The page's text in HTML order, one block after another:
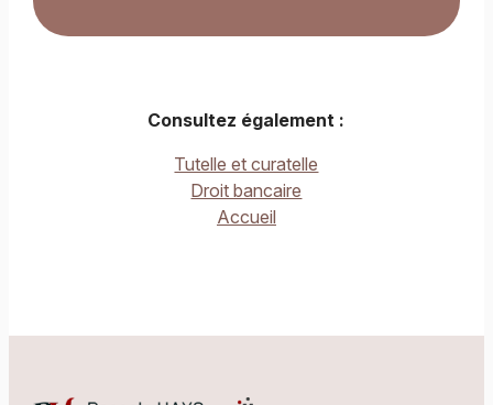
Consultez également :
Tutelle et curatelle
Droit bancaire
Accueil